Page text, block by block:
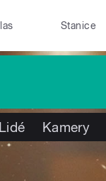
Stanice
Lidé Kamery